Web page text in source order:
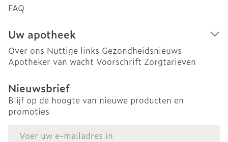
FAQ
Uw apotheek
Over ons Nuttige links Gezondheidsnieuws
Apotheker van wacht Voorschrift Zorgtarieven
Nieuwsbrief
Blijf op de hoogte van nieuwe producten en
promoties